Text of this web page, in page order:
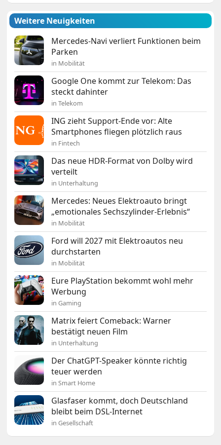
Weitere Neuigkeiten
Mercedes-Navi verliert Funktionen beim
Parken
in Mobilität
Google One kommt zur Telekom: Das
steckt dahinter
in Telekom
ING zieht Support-Ende vor: Alte
Smartphones fliegen plötzlich raus
in Fintech
Das neue HDR-Format von Dolby wird
verteilt
in Unterhaltung
Mercedes: Neues Elektroauto bringt
„emotionales Sechszylinder-Erlebnis“
in Mobilität
Ford will 2027 mit Elektroautos neu
durchstarten
in Mobilität
Eure PlayStation bekommt wohl mehr
Werbung
in Gaming
Matrix feiert Comeback: Warner
bestätigt neuen Film
in Unterhaltung
Der ChatGPT-Speaker könnte richtig
teuer werden
in Smart Home
Glasfaser kommt, doch Deutschland
bleibt beim DSL-Internet
in Gesellschaft